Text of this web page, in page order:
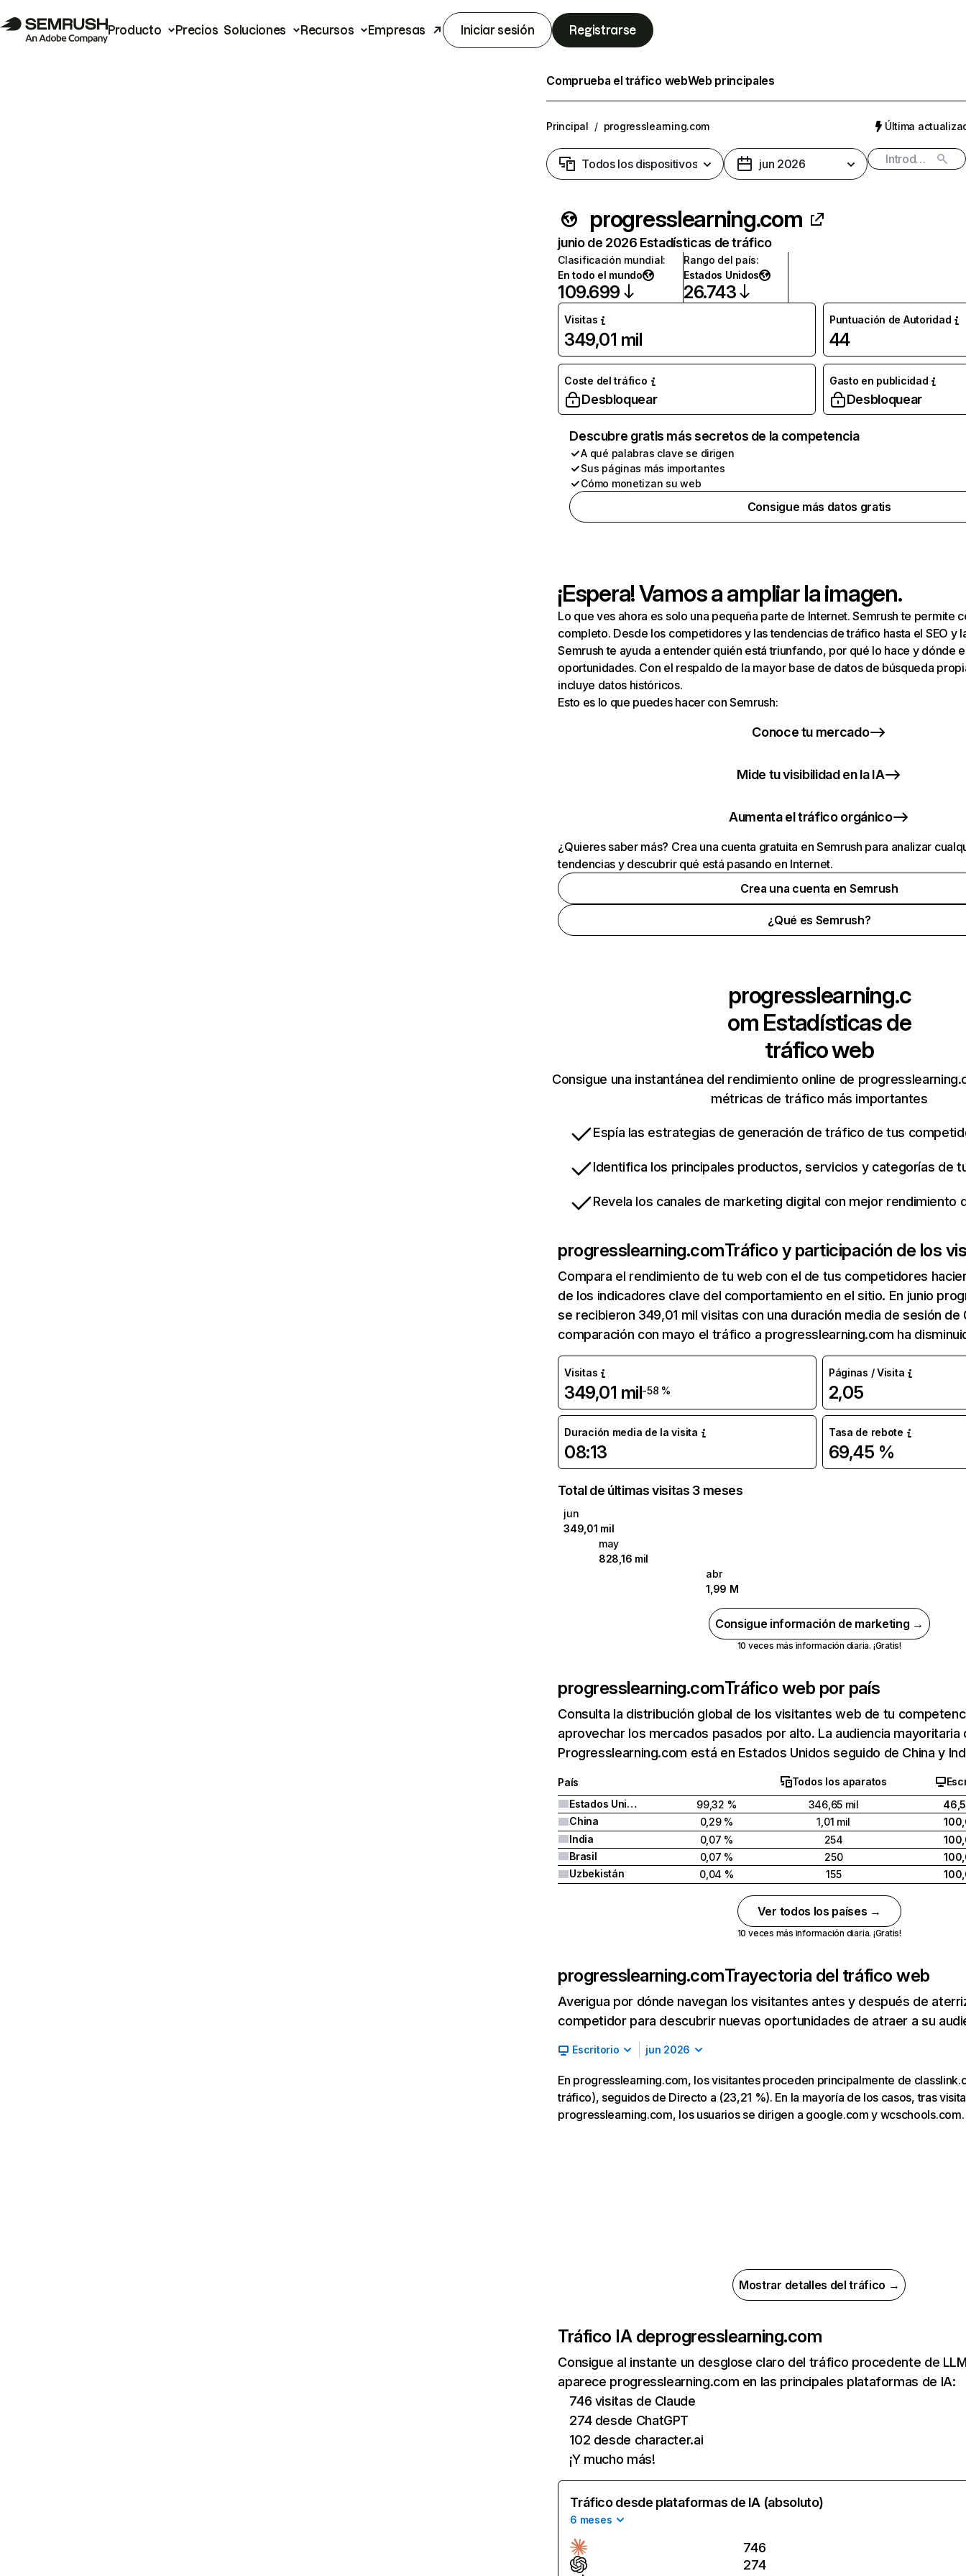
Producto Precios Soluciones Recursos Empresas Iniciar sesión Registrarse
Comprueba el tráfico webWeb principales
Principal / progresslearning.com Última
Todos los dispositivos jun 2026
progresslearning.com
junio de 2026 Estadísticas de tráfico
Clasificación mundial:
En todo el mundo
109.699
Rango del país:
Estados Unidos
26.743
Visitas
349,01 mil
Puntuación de Autoridad
44
Coste del tráfico
Desbloquear
Gasto en publicidad
Desbloquear
Descubre gratis más secretos de la competencia
A qué palabras clave se dirigen
Sus páginas más importantes
Cómo monetizan su web
Consigue más datos gratis
¡Espera! Vamos a ampliar la imagen.
Lo que ves ahora es solo una pequeña parte de Internet. Semrush te permite
completo. Desde los competidores y las tendencias de tráfico hasta el SEO y
Semrush te ayuda a entender quién está triunfando, por qué lo hace y dónde
oportunidades. Con el respaldo de la mayor base de datos de búsqueda
incluye datos históricos.
Esto es lo que puedes hacer con Semrush:
Conoce tu mercado
Mide tu visibilidad en la IA
Aumenta el tráfico orgánico
¿Quieres saber más? Crea una cuenta gratuita en Semrush para analizar
tendencias y descubrir qué está pasando en Internet.
Crea una cuenta en Semrush
¿Qué es Semrush?
progresslearning.c
om Estadísticas de
tráfico web
Consigue una instantánea del rendimiento online de
métricas de tráfico más importantes
Espía las estrategias de generación de tráfico de tus
Identifica los principales productos, servicios y categorías de
Revela los canales de marketing digital con mejor rendimiento
progresslearning.comTráfico y participación de los
Compara el rendimiento de tu web con el de tus competidores
de los indicadores clave del comportamiento en el sitio. En junio
se recibieron 349,01 mil visitas con una duración media de sesión de
comparación con mayo el tráfico a progresslearning.com ha
Visitas
349,01 mil-58 %
Páginas / Visita
2,05
Duración media de la visita
08:13
Tasa de rebote
69,45 %
Total de últimas visitas 3 meses
jun
349,01 mil
may
828,16 mil
abr
1,99 M
Consigue información de marketing →
10 veces más información diaria. ¡Gratis!
progresslearning.comTráfico web por país
Consulta la distribución global de los visitantes web de tu
aprovechar los mercados pasados por alto. La audiencia mayoritaria
Progresslearning.com está en Estados Unidos seguido de China y
País Todos los aparatos
Estados Unidos
99,32 % 346,65 mil
China
0,29 % 1,01 mil
India
0,07 % 254
Brasil
0,07 % 250
Uzbekistán
0,04 % 155
Ver todos los países →
10 veces más información diaria. ¡Gratis!
progresslearning.comTrayectoria del tráfico web
Averigua por dónde navegan los visitantes antes y después de
competidor para descubrir nuevas oportunidades de atraer a su
Escritorio jun 2026
En progresslearning.com, los visitantes proceden principalmente de
tráfico), seguidos de Directo a (23,21 %). En la mayoría de los casos, tras
progresslearning.com, los usuarios se dirigen a google.com y wcschools.com.
Mostrar detalles del tráfico →
Tráfico IA deprogresslearning.com
Consigue al instante un desglose claro del tráfico procedente de
aparece progresslearning.com en las principales plataformas de IA:
746 visitas de Claude
274 desde ChatGPT
102 desde character.ai
¡Y mucho más!
Tráfico desde plataformas de IA (absoluto)
6 meses
746
274